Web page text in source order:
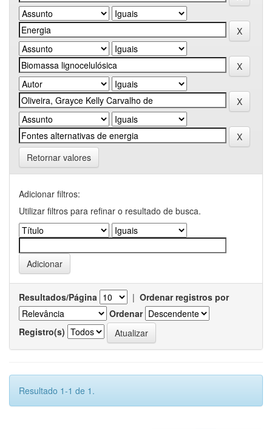
Retornar valores
Adicionar filtros:
Utilizar filtros para refinar o resultado de busca.
Resultados/Página | Ordenar registros por
Ordenar
Registro(s)
Resultado 1-1 de 1.